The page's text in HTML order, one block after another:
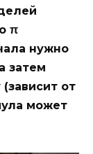
π
нужно
затем
от
может